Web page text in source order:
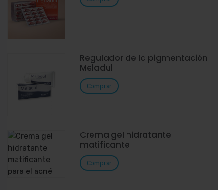
Regulador de la pigmentación
Meladul
Comprar
Crema gel hidratante
matificante
Comprar